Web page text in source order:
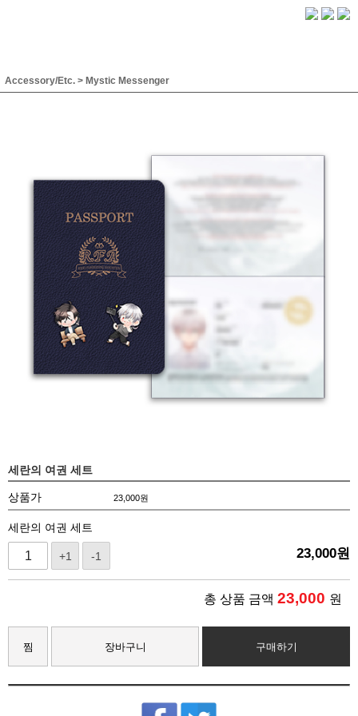
Accessory/Etc. > Mystic Messenger
세란의 여권 세트
상품가 23,000원
세란의 여권 세트
+1 -1 23,000원
총 상품 금액 23,000 원
찜 장바구니 구매하기